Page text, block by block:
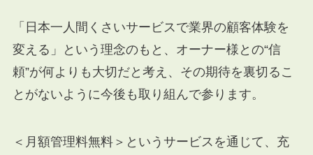
「日本一人間くさいサービスで業界の顧客体験を
変える」という理念のもと、オーナー様との“信
頼”が何よりも大切だと考え、その期待を裏切るこ
とがないように今後も取り組んで参ります。
＜月額管理料無料＞というサービスを通じて、充